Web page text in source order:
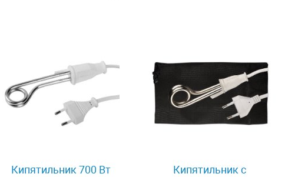
Кипятильник 700 Вт
Кипятильник с